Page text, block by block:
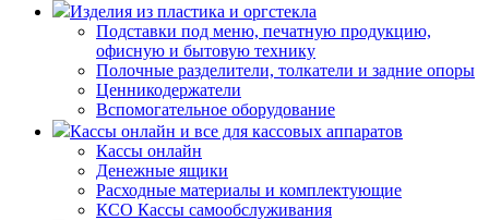
Изделия из пластика и оргстекла
Подставки под меню, печатную продукцию,
офисную и бытовую технику
Полочные разделители, толкатели и задние опоры
Ценникодержатели
Вспомогательное оборудование
Кассы онлайн и все для кассовых аппаратов
Кассы онлайн
Денежные ящики
Расходные материалы и комплектующие
КСО Кассы самообслуживания